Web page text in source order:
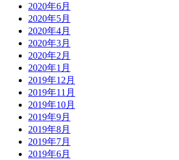
2020年6月
2020年5月
2020年4月
2020年3月
2020年2月
2020年1月
2019年12月
2019年11月
2019年10月
2019年9月
2019年8月
2019年7月
2019年6月